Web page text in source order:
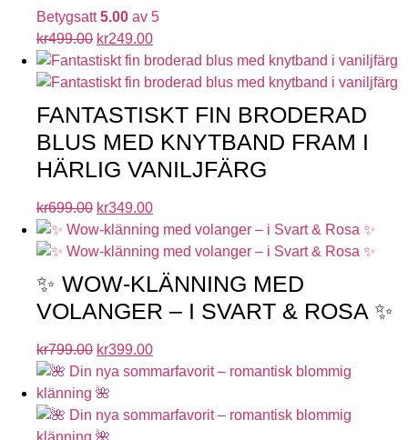
Betygsatt5.00 av 5
kr499.00 kr249.00
FANTASTISKT FIN BRODERAD
BLUS MED KNYTBAND FRAM I
HÄRLIG VANILJFÄRG
kr699.00 kr349.00
✨ WOW-KLÄNNING MED
VOLANGER – I SVART & ROSA ✨
kr799.00 kr399.00